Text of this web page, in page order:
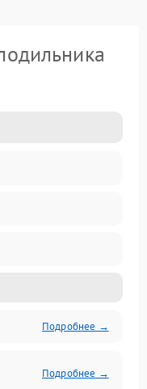
Подробнее →
Подробнее →